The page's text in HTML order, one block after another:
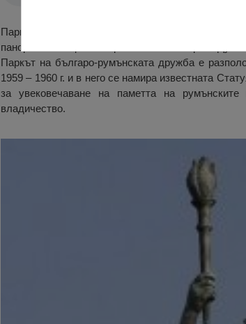
Паркът е изложен в източната част на града
панорама към цялата брегова линия на река
Паркът на българо-румънската дружба е
1959 – 1960 г. и в него се намира известната
за увековечаване на паметта на
владичество.